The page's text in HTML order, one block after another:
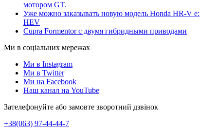
мотором GT.
Уже можно заказывать новую модель Honda HR-V e:
HEV
Cupra Formentor с двумя гибридными приводами
Ми в соціальних мережах
Ми в Instagram
Ми в Twitter
Ми на Facebook
Наш канал на YouTube
Зателефонуйте або замовте зворотний дзвінок
+38(063) 97-44-44-7